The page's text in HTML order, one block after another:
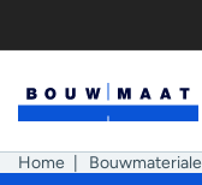
inhoud
Home